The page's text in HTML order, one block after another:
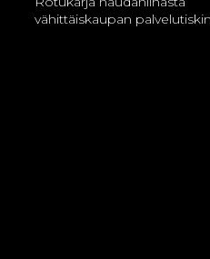
vähittäiskaupan